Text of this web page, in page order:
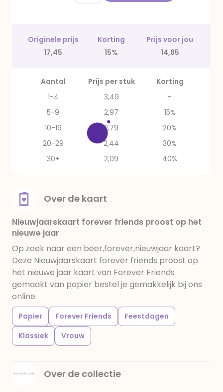
Originele prijs Korting
Prijs voor jou
17,45
15% 14,85
Aantal Prijs per stuk
Korting
1-4
3,49
-
5-9
2,97
15%
10-19
2,79
20%
20-29
2,44
30%
30+
2,09 40%
Over de kaart
Nieuwjaarskaart forever friends proost op het
nieuwe jaar
Op zoek naar een beer,forever,nieuwjaar kaart?
Deze Nieuwjaarskaart forever friends proost op
het nieuwe jaar kaart van Forever Friends
gemaakt van papier bestel je gemakkelijk bij ons
online.
Papier Forever Friends
Feestdagen
Klassiek
Vrouw
Over de collectie